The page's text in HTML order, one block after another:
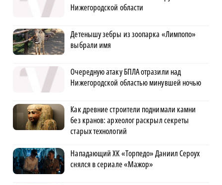
Нижегородской области
Детенышу зебры из зоопарка «Лимпопо»
выбрали имя
Очередную атаку БПЛА отразили над
Нижегородской областью минувшей ночью
Как древние строители поднимали камни
без кранов: археолог раскрыл секреты
старых технологий
Нападающий ХК «Торпедо» Даниил Сероух
снялся в сериале «Мажор»